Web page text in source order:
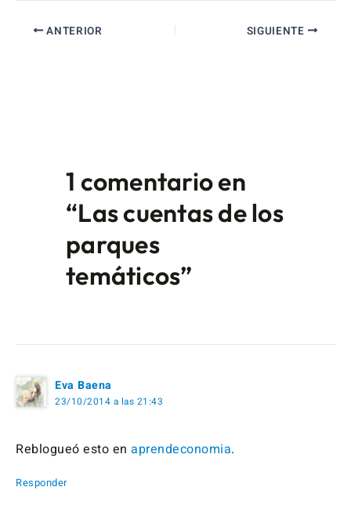
ANTERIOR SIGUIENTE
1 comentario en
“Las cuentas de los
parques
temáticos”
Eva Baena
23/10/2014 a las 21:43
Reblogueó esto en aprendeconomia.
Responder